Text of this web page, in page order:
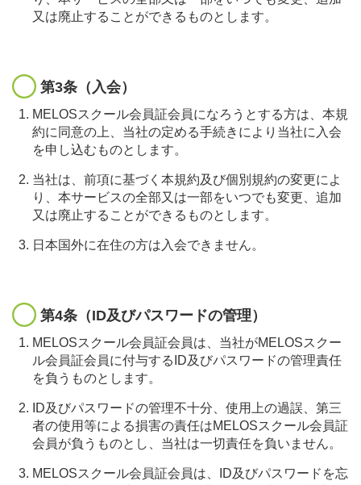
又は廃止することができるものとします。
第3条（入会）
MELOSスクール会員証会員になろうとする方は、本規
約に同意の上、当社の定める手続きにより当社に入会
を申し込むものとします。
当社は、前項に基づく本規約及び個別規約の変更によ
り、本サービスの全部又は一部をいつでも変更、追加
又は廃止することができるものとします。
日本国外に在住の方は入会できません。
第4条（ID及びパスワードの管理）
MELOSスクール会員証会員は、当社がMELOSスクー
ル会員証会員に付与するID及びパスワードの管理責任
を負うものとします。
ID及びパスワードの管理不十分、使用上の過誤、第三
者の使用等による損害の責任はMELOSスクール会員証
会員が負うものとし、当社は一切責任を負いません。
MELOSスクール会員証会員は、ID及びパスワードを忘